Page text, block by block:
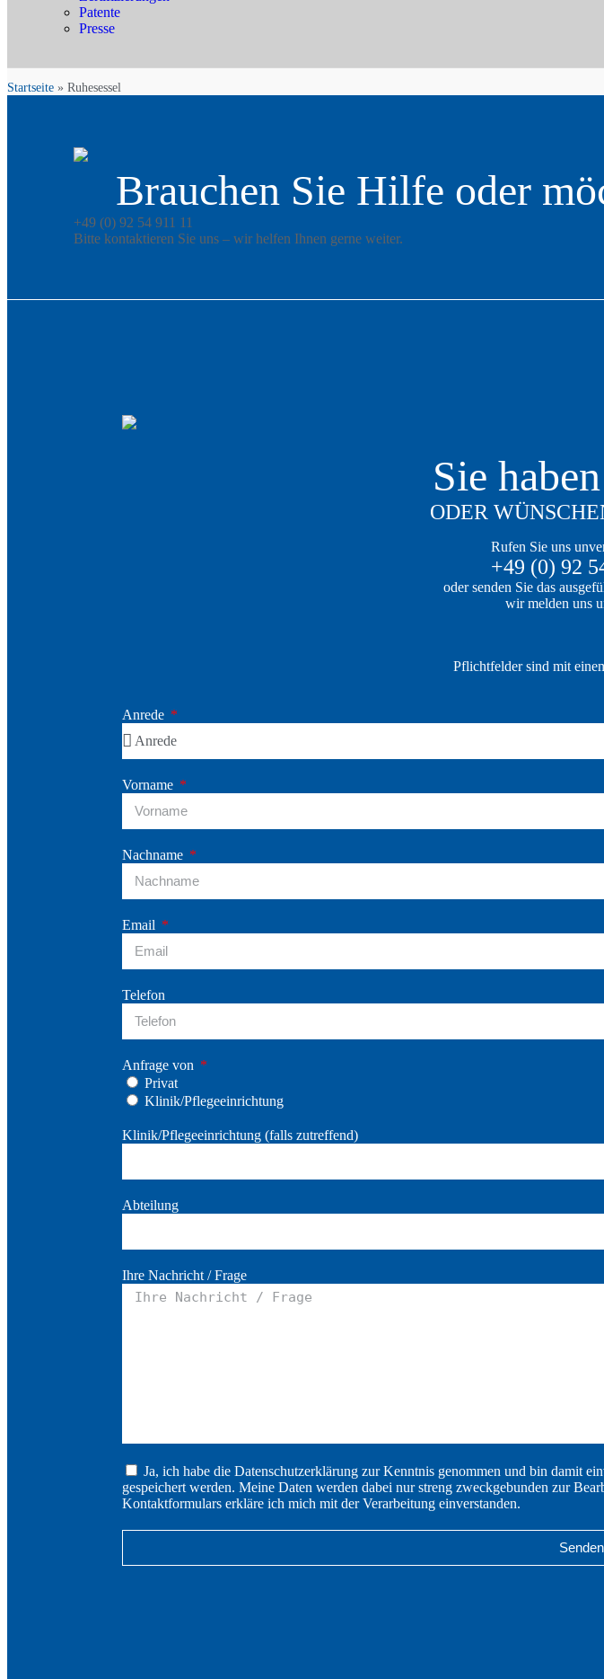
Patente
Presse
Startseite » Ruhesessel
Brauchen Sie Hilfe oder
+49 (0) 92 54 911 11
Bitte kontaktieren Sie uns – wir helfen Ihnen gerne weiter.
Sie
ODER
Rufen Sie uns
+49 (0) 92
oder senden Sie das
wir melden uns
Pflichtfelder sind mit
Anrede
Vorname
Nachname
Email
Telefon
Anfrage von
Privat
Klinik/Pflegeeinrichtung
Klinik/Pflegeeinrichtung (falls zutreffend)
Abteilung
Ihre Nachricht / Frage
Ja, ich habe die Datenschutzerklärung zur Kenntnis genommen und bin damit
gespeichert werden. Meine Daten werden dabei nur streng zweckgebunden zur
Kontaktformulars erkläre ich mich mit der Verarbeitung einverstanden.
Senden